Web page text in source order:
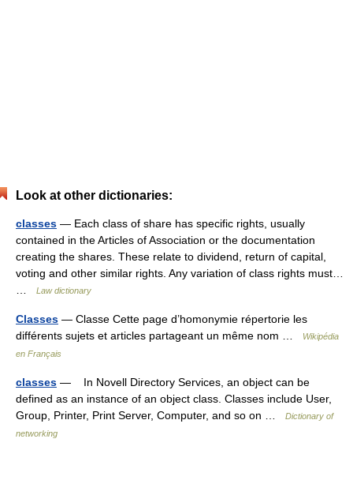
Look at other dictionaries:
classes — Each class of share has specific rights, usually
contained in the Articles of Association or the documentation
creating the shares. These relate to dividend, return of capital,
voting and other similar rights. Any variation of class rights must…
Law dictionary
Classes — Classe Cette page d’homonymie répertorie les
différents sujets et articles partageant un même nom …
Wikipédia
en Français
classes — In Novell Directory Services, an object can be
defined as an instance of an object class. Classes include User,
Group, Printer, Print Server, Computer, and so on …
Dictionary of
networking